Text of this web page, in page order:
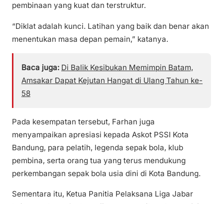
pembinaan yang kuat dan terstruktur.
“Diklat adalah kunci. Latihan yang baik dan benar akan
menentukan masa depan pemain,” katanya.
Baca juga: Di Balik Kesibukan Memimpin Batam,
Amsakar Dapat Kejutan Hangat di Ulang Tahun ke-
58
Pada kesempatan tersebut, Farhan juga
menyampaikan apresiasi kepada Askot PSSI Kota
Bandung, para pelatih, legenda sepak bola, klub
pembina, serta orang tua yang terus mendukung
perkembangan sepak bola usia dini di Kota Bandung.
Sementara itu, Ketua Panitia Pelaksana Liga Jabar